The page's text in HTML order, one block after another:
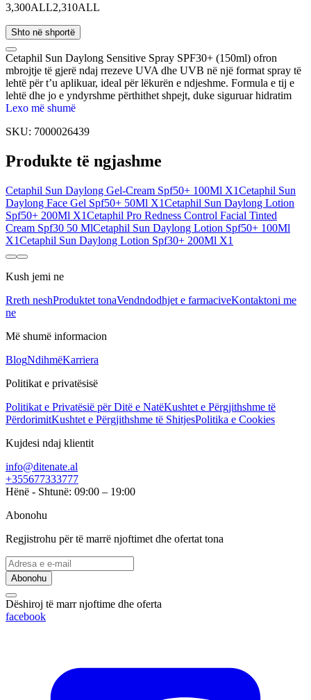
3,300ALL2,310ALL
Shto në shportë
Cetaphil Sun Daylong Sensitive Spray SPF30+ (150ml) ofron
mbrojtje të gjerë ndaj rrezeve UVA dhe UVB në një format spray të
lehtë për t’u aplikuar, ideal për lëkurën e ndjeshme. Formula e tij e
lehtë dhe jo e yndyrshme përthithet shpejt, duke siguruar hidratim
afatgjatë dhe rehati. I pasuruar me vitaminë E, ndihmon në mbrojtjen
nga ekspozimi në diell. Me veti rezistente ndaj ujit dhe djersës, është
aromë dhe jo komedogjen, ky mbrojtës dielli është i përshtatshëm
edhe për lëkurën më delikate.
Lexo më shumë
SKU: 7000026439
Produkte të ngjashme
Cetaphil Sun Daylong Gel-Cream Spf50+ 100Ml X1Cetaphil Sun
Daylong Face Gel Spf50+ 50Ml X1Cetaphil Sun Daylong Lotion
Spf50+ 200Ml X1Cetaphil Pro Redness Control Facial Tinted
Cream Spf30 50 MlCetaphil Sun Daylong Lotion Spf50+ 100Ml
X1Cetaphil Sun Daylong Lotion Spf30+ 200Ml X1
Kush jemi ne
Rreth neshProduktet tonaVendndodhjet e farmaciveKontaktoni me
ne
Më shumë informacion
BlogNdihmëKarriera
Politikat e privatësisë
Politikat e Privatësië për Ditë e NatëKushtet e Përgjithshme të
PërdorimitKushtet e Përgjithshme të ShitjesPolitika e Cookies
Kujdesi ndaj klientit
info@ditenate.al
+355677333777
Hënë - Shtunë: 09:00 – 19:00
Abonohu
Regjistrohu për të marrë njoftimet dhe ofertat tona
Abonohu
Dëshiroj të marr njoftime dhe oferta
facebook